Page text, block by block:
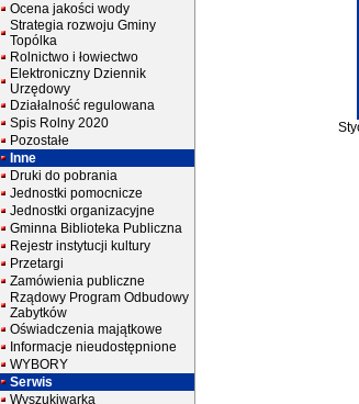
Ocena jakości wody
Strategia rozwoju Gminy
Topólka
Rolnictwo i łowiectwo
Elektroniczny Dziennik
Urzędowy
Działalność regulowana
Spis Rolny 2020
Pozostałe
Inne
Druki do pobrania
Jednostki pomocnicze
Jednostki organizacyjne
Gminna Biblioteka Publiczna
Rejestr instytucji kultury
Przetargi
Zamówienia publiczne
Rządowy Program Odbudowy
Zabytków
Oświadczenia majątkowe
Informacje nieudostępnione
WYBORY
Serwis
Wyszukiwarka